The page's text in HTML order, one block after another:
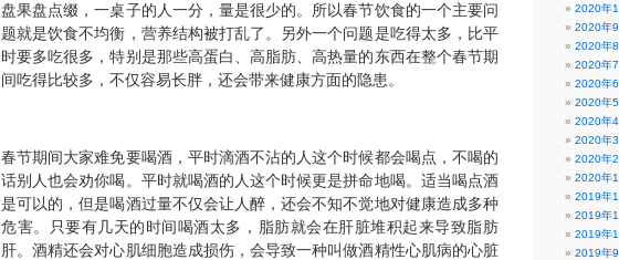
盘果盘点缀，一桌子的人一分，量是很少的。所以春节饮食的一个主要问
题就是饮食不均衡，营养结构被打乱了。另外一个问题是吃得太多，比平
时要多吃很多，特别是那些高蛋白、高脂肪、高热量的东西在整个春节期
间吃得比较多，不仅容易长胖，还会带来健康方面的隐患。
春节期间大家难免要喝酒，平时滴酒不沾的人这个时候都会喝点，不喝的
话别人也会劝你喝。平时就喝酒的人这个时候更是拼命地喝。适当喝点酒
是可以的，但是喝酒过量不仅会让人醉，还会不知不觉地对健康造成多种
危害。只要有几天的时间喝酒太多，脂肪就会在肝脏堆积起来导致脂肪
肝。酒精还会对心肌细胞造成损伤，会导致一种叫做酒精性心肌病的心脏
2020年
2020年9
2020年8
2020年7
2020年6
2020年5
2020年4
2020年3
2020年2
2020年1
2019年
2019年
2019年
2019年9